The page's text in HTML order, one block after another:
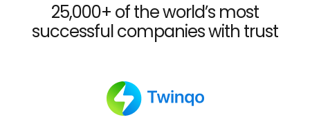
25,000+ of the world’s most
successful companies with trust